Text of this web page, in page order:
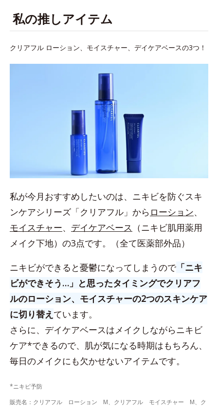
私の推しアイテム
クリアフル ローション、モイスチャー、デイケアベースの3つ！
私が今月おすすめしたいのは、ニキビを防ぐスキ
ンケアシリーズ「クリアフル」から ローション、
モイスチャー、 デイケアベース （ニキビ肌用薬用
メイク下地）の3点です。（全て医薬部外品）
ニキビができると憂鬱になってしまうので 「ニキ
ビができそう…」と思ったタイミングでクリアフ
ルのローション、モイスチャーの2つのスキンケア
に切り替え ています。
さらに、デイケアベースはメイクしながらニキビ
ケア*できるので、肌が気になる時期はもちろん、
毎日のメイクにも欠かせないアイテムです。
*ニキビ予防
販売名：クリアフル ローション M、クリアフル モイスチャー M、ク